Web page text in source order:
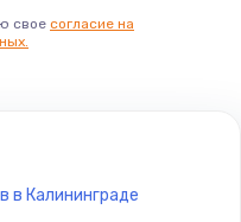
свое согласие на
в Калининграде